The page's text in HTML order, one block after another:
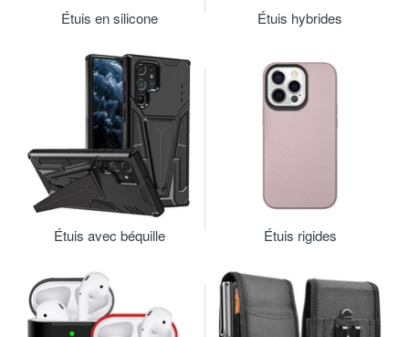
Étuis en silicone Étuis hybrides
Étuis avec béquille Étuis rigides